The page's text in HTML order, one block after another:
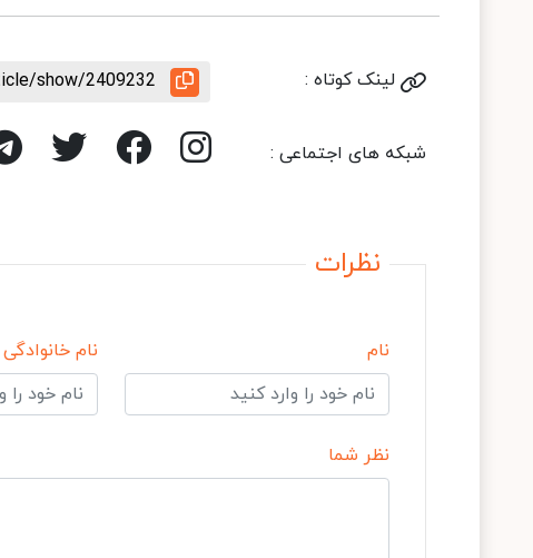
لینک کوتاه : show/2409232
شبکه های اجتماعی :
نظرات
نام نام خانوادگی
نظر شما